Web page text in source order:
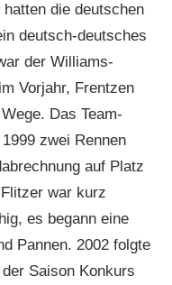
die deutschen
deutsch-deutsches
der Williams-
Vorjahr, Frentzen
Das Team-
zwei Rennen
auf Platz
war kurz
es begann eine
Pannen. 2002 folgte
Saison Konkurs